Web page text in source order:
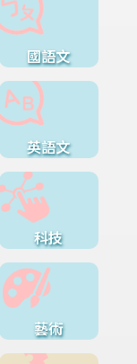
國語文
英語文
科技
藝術